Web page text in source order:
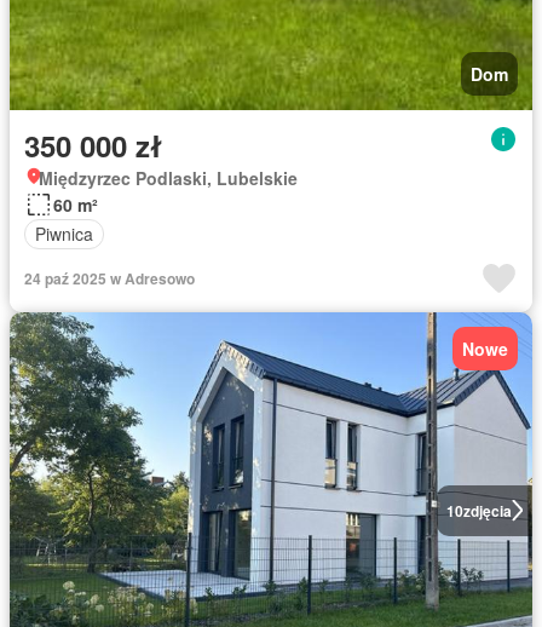
Dom
350 000 zł
Międzyrzec Podlaski, Lubelskie
60 m²
Piwnica
24 paź 2025 w Adresowo
10zdjęcia
Nowe